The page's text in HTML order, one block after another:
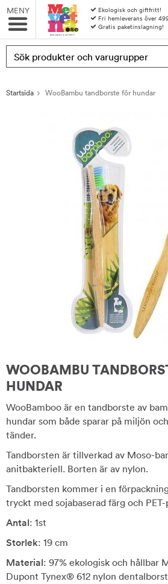
MENY
Ekologisk och giftfritt!
Fri hemleverans över
Gratis paketinslagning!
Produkten har blivit tillagd i
Startsida WooBambu tandborste för hundar
WOOBAMBU
HUNDAR
WooBamboo är en tandborste av
hundar som både sparar på miljön
tänder.
Tandborsten är tillverkad av Moso-
anitbakteriell. Borten är av nylon.
Tandborsten kommer i en
tryckt med sojabaserad färg och
Antal: 1st
Storlek: 19 cm
Material: 97% ekologisk och hållbar
Dupont Tynex® 612 nylon